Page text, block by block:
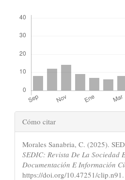
Detalles
del
artículo
Cómo citar
Morales Sanabria, C. (2025).
SEDIC: Revista De La Sociedad
Documentación E Información
https://doi.org/10.47251/